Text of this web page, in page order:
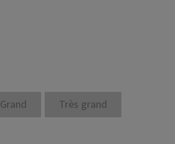
Grand Très grand